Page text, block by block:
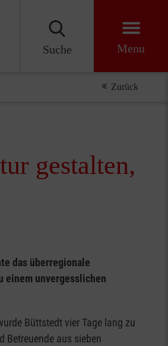
Suche Menu
Zurück
gestalten,
das überregionale
einem unvergesslichen
Büttstedt vier Tage lang zu
Betreuende aus sieben